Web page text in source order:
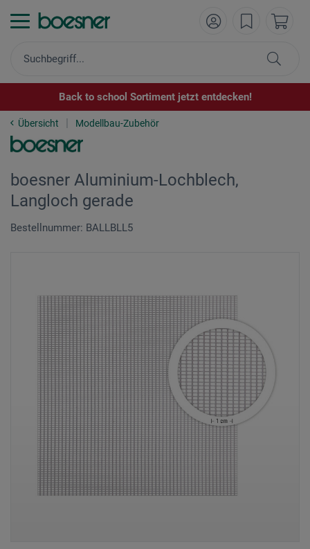
Back to school Sortiment jetzt entdecken!
Übersicht Modellbau-Zubehör
boesner Aluminium-Lochblech,
Langloch gerade
Bestellnummer: BALLBLL5